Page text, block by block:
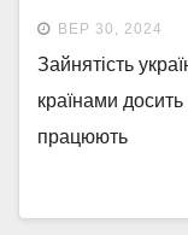
ВЕР 30, 2024
Зайнятість
країнами
працюють